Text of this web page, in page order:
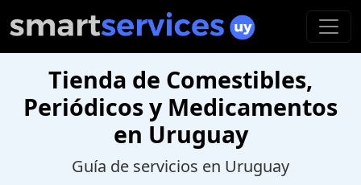
Tienda de Comestibles,
Periódicos y Medicamentos
en Uruguay
Guía de servicios en Uruguay